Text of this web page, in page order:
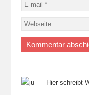
Hier schreibt